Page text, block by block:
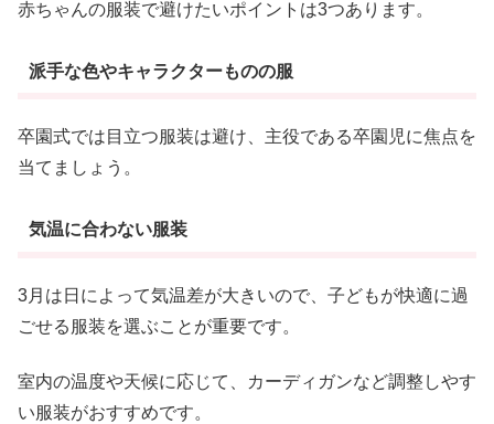
赤ちゃんの服装で避けたいポイントは3つあります。
派手な色やキャラクターものの服
卒園式では目立つ服装は避け、主役である卒園児に焦点を
当てましょう。
気温に合わない服装
3月は日によって気温差が大きいので、子どもが快適に過
ごせる服装を選ぶことが重要です。
室内の温度や天候に応じて、カーディガンなど調整しやす
い服装がおすすめです。